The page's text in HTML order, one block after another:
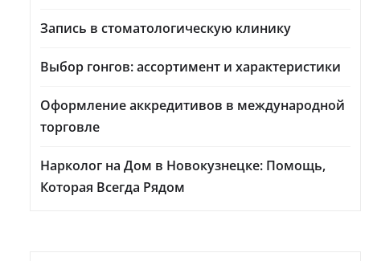
Запись в стоматологическую клинику
Выбор гонгов: ассортимент и характеристики
Оформление аккредитивов в международной
торговле
Нарколог на Дом в Новокузнецке: Помощь,
Которая Всегда Рядом